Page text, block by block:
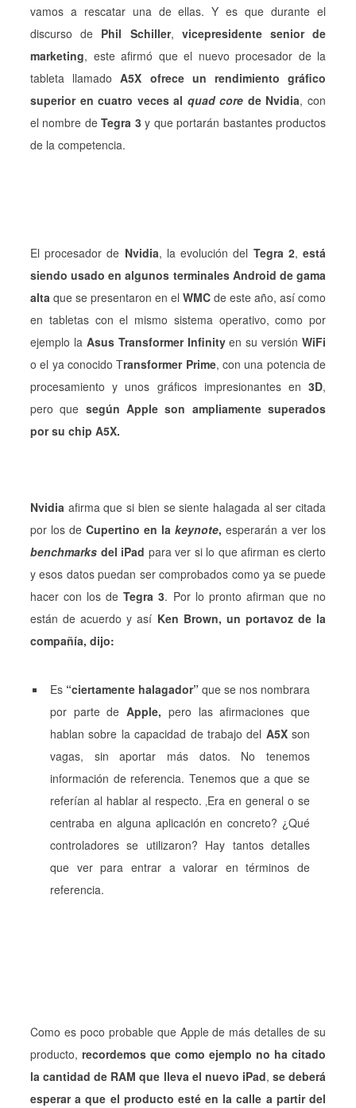
vamos a rescatar una de ellas. Y es que durante el
discurso de Phil Schiller, vicepresidente senior de
marketing, este afirmó que el nuevo procesador de la
tableta llamadoA5X ofrece un rendimiento gráfico
superior en cuatro veces al quad core de Nvidia, con
el nombre deTegra 3 y que portarán bastantes productos
de la competencia.
El procesador de Nvidia, la evolución del Tegra 2,está
siendo usado en algunos terminales Android de gama
alta que se presentaron en el WMC de este año, así como
en tabletas con el mismo sistema operativo, como por
ejemplo la Asus Transformer Infinityen su versión WiFi
o el ya conocido Transformer Prime, con una potencia de
procesamiento y unos gráficos impresionantes en 3D,
pero que según Apple son ampliamente superados
por su chip A5X.
Nvidia afirma que si bien se siente halagada al ser citada
por los de Cupertino en la keynote, esperarán a ver los
benchmarks del iPad para ver si lo que afirman es cierto
y esos datos puedan ser comprobados como ya se puede
hacer con los deTegra 3. Por lo pronto afirman que no
están de acuerdo y así Ken Brown, un portavoz de la
compañía, dijo:
Es “ciertamente halagador” que se nos nombrara
por parte deApple, pero las afirmaciones que
hablan sobre la capacidad de trabajo del A5Xson
vagas, sin aportar más datos. No tenemos
información de referencia. Tenemos que a que se
referían al hablar al respecto. ‚Era en general o se
centraba en alguna aplicación en concreto? ¿Qué
controladores se utilizaron? Hay tantos detalles
que ver para entrar a valorar en términos de
referencia.
Como es poco probable que Apple de más detalles de su
producto, recordemos que como ejemplo no ha citado
la cantidad de RAM que lleva el nuevo iPad, se deberá
esperar a que el producto esté en la calle a partir del